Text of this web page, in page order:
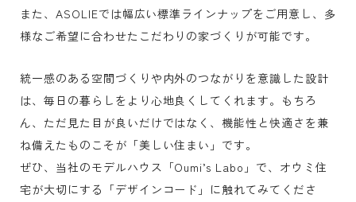
また、ASOLIEでは幅広い標準ラインナップをご用意し、多
様なご希望に合わせたこだわりの家づくりが可能です。
統一感のある空間づくりや内外のつながりを意識した設計
は、毎日の暮らしをより心地良くしてくれます。もちろ
ん、ただ見た目が良いだけではなく、機能性と快適さを兼
ね備えたものこそが「美しい住まい」です。
ぜひ、当社のモデルハウス「Oumi’s Labo」で、オウミ住
宅が大切にする「デザインコード」に触れてみてくださ